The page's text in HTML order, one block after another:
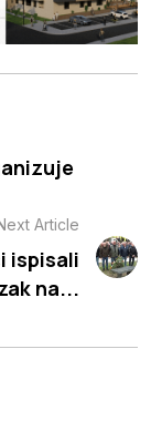
Article
ispisali
na...